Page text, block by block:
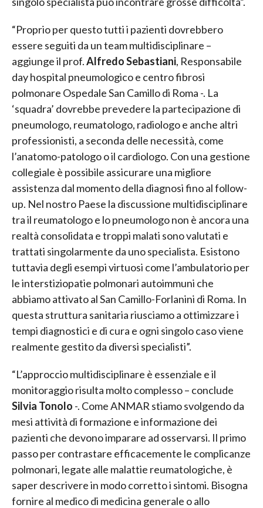
“Proprio per questo tutti i pazienti dovrebbero
essere seguiti da un team multidisciplinare –
aggiunge il prof.Alfredo Sebastiani, Responsabile
day hospital pneumologico e centro fibrosi
polmonare Ospedale San Camillo di Roma -. La
‘squadra’ dovrebbe prevedere la partecipazione di
pneumologo, reumatologo, radiologo e anche altri
professionisti, a seconda delle necessità, come
l’anatomo-patologo o il cardiologo. Con una gestione
collegiale è possibile assicurare una migliore
assistenza dal momento della diagnosi fino al follow-
up. Nel nostro Paese la discussione multidisciplinare
tra il reumatologo e lo pneumologo non è ancora una
realtà consolidata e troppi malati sono valutati e
trattati singolarmente da uno specialista. Esistono
tuttavia degli esempi virtuosi come l’ambulatorio per
le interstiziopatie polmonari autoimmuni che
abbiamo attivato al San Camillo-Forlanini di Roma. In
questa struttura sanitaria riusciamo a ottimizzare i
tempi diagnostici e di cura e ogni singolo caso viene
realmente gestito da diversi specialisti”.
“L’approccio multidisciplinare è essenziale e il
monitoraggio risulta molto complesso – conclude
Silvia Tonolo -. Come ANMAR stiamo svolgendo da
mesi attività di formazione e informazione dei
pazienti che devono imparare ad osservarsi. Il primo
passo per contrastare efficacemente le complicanze
polmonari, legate alle malattie reumatologiche, è
saper descrivere in modo corretto i sintomi. Bisogna
fornire al medico di medicina generale o allo